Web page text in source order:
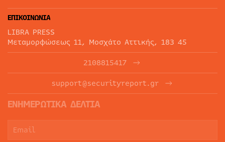
ΕΠΙΚΟΙΝΩΝΙΑ
LIBRA PRESS
Μεταμορφώσεως 11, Μοσχάτο Αττικής, 183 45
2108815417
support@securityreport.gr
ΕΝΗΜΕΡΩΤΙΚΑ ΔΕΛΤΙΑ